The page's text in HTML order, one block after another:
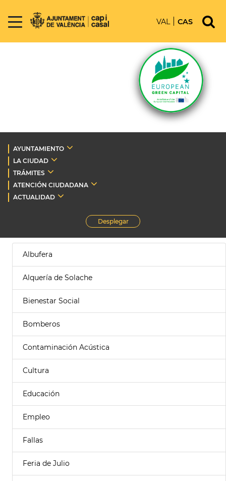
VAL CAS
AYUNTAMIENTO
LA CIUDAD
TRÁMITES
ATENCIÓN CIUDADANA
ACTUALIDAD
Desplegar
Albufera
Alquería de Solache
Bienestar Social
Bomberos
Contaminación Acústica
Cultura
Educación
Empleo
Fallas
Feria de Julio